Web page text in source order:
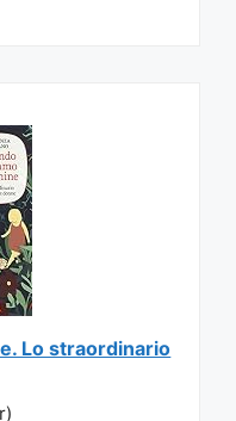
Lo straordinario